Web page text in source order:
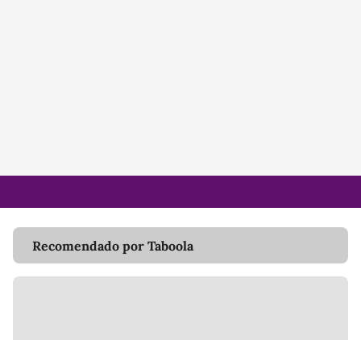
Recomendado por Taboola